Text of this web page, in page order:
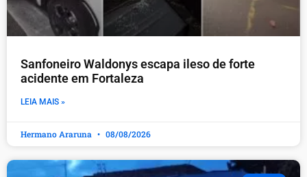
Sanfoneiro Waldonys escapa ileso de forte
acidente em Fortaleza
LEIA MAIS »
Hermano Araruna 08/08/2026